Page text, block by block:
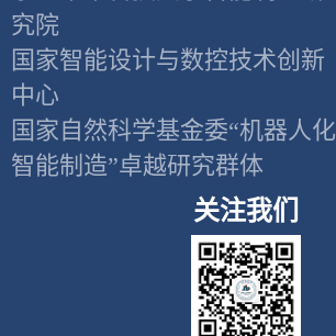
究院
国家智能设计与数控技术创新
中心
国家自然科学基金委“机器人化
智能制造”卓越研究群体
关注我们